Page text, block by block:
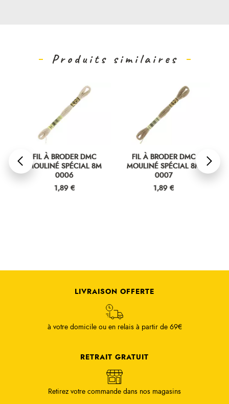
Produits similaires
FIL À BRODER DMC
MOULINÉ SPÉCIAL 8M
0006
Prix
1,89 €
FIL À BRODER DMC
MOULINÉ SPÉCIAL 8M
0007
Prix
1,89 €
LIVRAISON OFFERTE
à votre domicile ou en relais à partir de 69€
RETRAIT GRATUIT
Retirez votre commande dans nos magasins